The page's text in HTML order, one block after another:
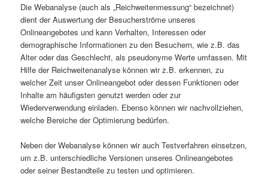
Die Webanalyse (auch als „Reichweitenmessung“ bezeichnet)
dient der Auswertung der Besucherströme unseres
Onlineangebotes und kann Verhalten, Interessen oder
demographische Informationen zu den Besuchern, wie z.B. das
Alter oder das Geschlecht, als pseudonyme Werte umfassen. Mit
Hilfe der Reichweitenanalyse können wir z.B. erkennen, zu
welcher Zeit unser Onlineangebot oder dessen Funktionen oder
Inhalte am häufigsten genutzt werden oder zur
Wiederverwendung einladen. Ebenso können wir nachvollziehen,
welche Bereiche der Optimierung bedürfen.
Neben der Webanalyse können wir auch Testverfahren einsetzen,
um z.B. unterschiedliche Versionen unseres Onlineangebotes
oder seiner Bestandteile zu testen und optimieren.